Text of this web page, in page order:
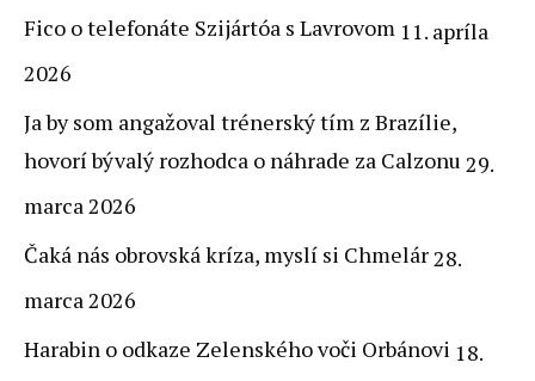
Fico o telefonáte Szijártóa s Lavrovom 11. apríla
2026
Ja by som angažoval trénerský tím z Brazílie,
hovorí bývalý rozhodca o náhrade za Calzonu 29.
marca 2026
Čaká nás obrovská kríza, myslí si Chmelár 28.
marca 2026
Harabin o odkaze Zelenského voči Orbánovi 18.